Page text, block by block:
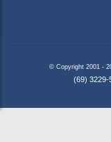
© Copyright 2001 -
(69) 3229-